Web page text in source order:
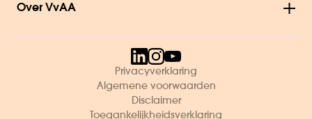
Over VvAA
Privacyverklaring
Algemene voorwaarden
Disclaimer
Toegankelijkheidsverklaring